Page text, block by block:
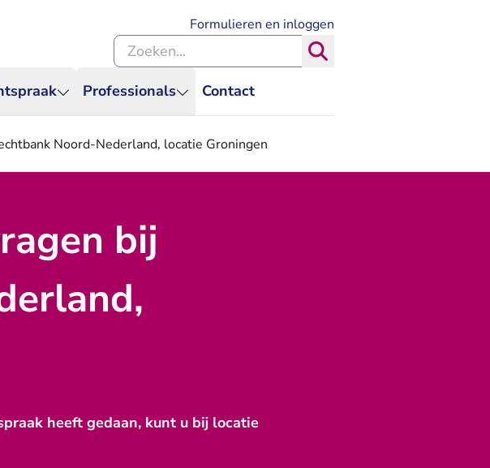
Professionals Contact
Formulieren en inloggen
Zoeken binnen de Rechtspraak
Noord-Nederland, locatie Groningen
bij
heeft gedaan, kunt u bij locatie